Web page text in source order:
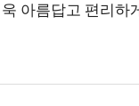
아름답고 편리하